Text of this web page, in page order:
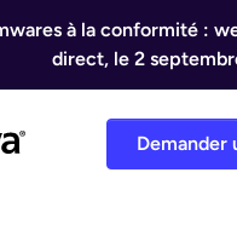
à la conformité :
direct, le 2
Demander